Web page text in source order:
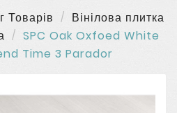
Товарів
Вінілова плитка
SPC Oak Oxfoed White
Time 3 Parador